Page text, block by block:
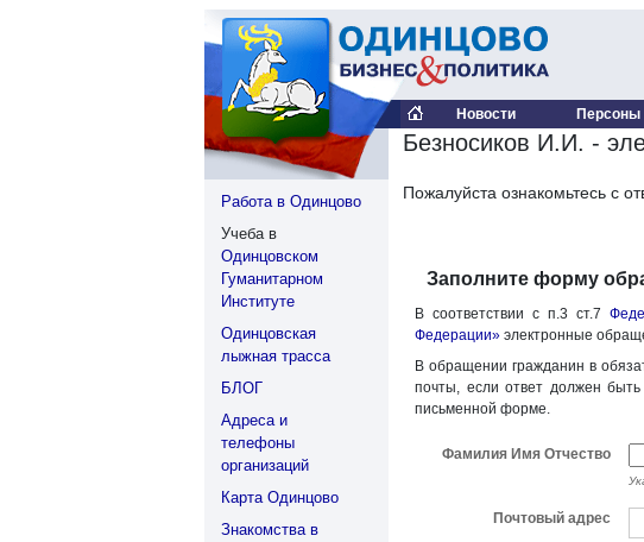
Новости Персоны
Работа в Одинцово
Учеба в
Одинцовском
Гуманитарном
Институте
Одинцовская
лыжная трасса
БЛОГ
Адреса и
телефоны
организаций
Карта Одинцово
Знакомства в
Безносиков И.И. -
Пожалуйста ознакомьтесь с
Заполните форму
В соответствии с п.3 ст.7
Федерации» электронные
В обращении гражданин в
почты, если ответ должен
письменной форме.
Фамилия Имя Отчество
Почтовый адрес